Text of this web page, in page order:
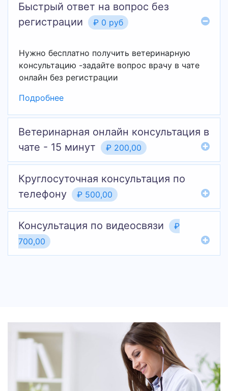
Быстрый ответ на вопрос без
регистрации
₽ 0 руб
Нужно бесплатно получить ветеринарную
консультацию -задайте вопрос врачу в чате
онлайн без регистрации
Подробнее
Ветеринарная онлайн консультация в
чате - 15 минут
₽ 200,00
Круглосуточная консультация по
телефону
₽ 500,00
Консультация по видеосвязи
₽
700,00